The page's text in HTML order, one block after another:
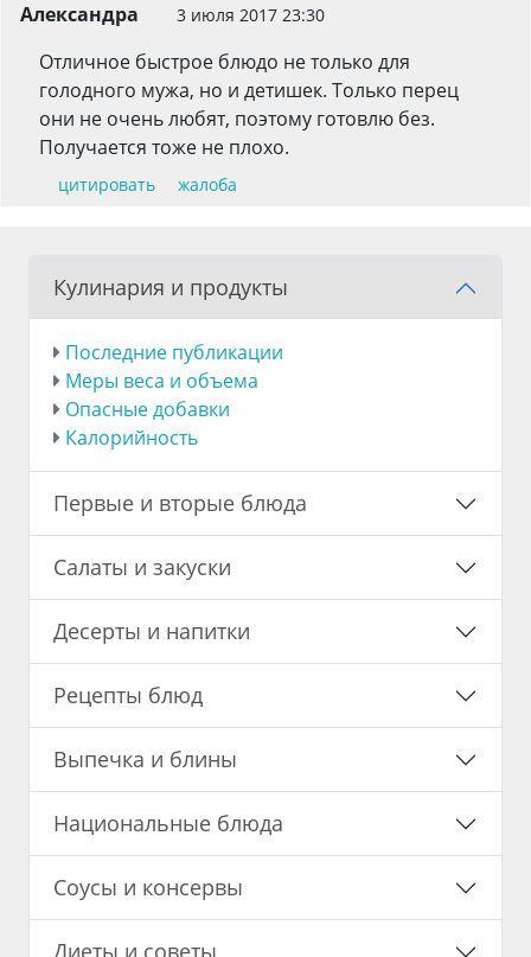
Александра
3 июля 2017 23:30
Отличное быстрое блюдо не только для
голодного мужа, но и детишек. Только перец
они не очень любят, поэтому готовлю без.
Получается тоже не плохо.
цитировать жалоба
Кулинария и продукты
Последние публикации
Меры веса и объема
Опасные добавки
Калорийность
Первые и вторые блюда
Салаты и закуски
Десерты и напитки
Рецепты блюд
Выпечка и блины
Национальные блюда
Соусы и консервы
Диеты и советы